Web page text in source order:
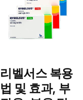
리벨서스 복용
법 및 효과, 부